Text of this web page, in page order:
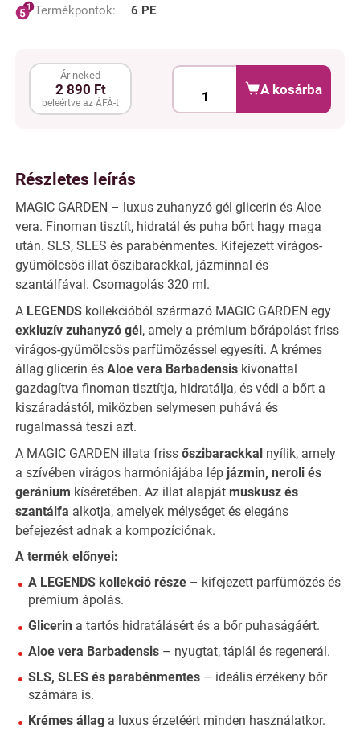
Termékpontok:
6 PE
Ár neked
2 890 Ft
beleértve az ÁFÁ-t
A kosárba
Részletes leírás
MAGIC GARDEN – luxus zuhanyzó gél glicerin és Aloe
vera. Finoman tisztít, hidratál és puha bőrt hagy maga
után. SLS, SLES és parabénmentes. Kifejezett virágos-
gyümölcsös illat őszibarackkal, jázminnal és
szantálfával. Csomagolás 320 ml.
A LEGENDS kollekcióból származó MAGIC GARDEN egy
exkluzív zuhanyzó gél, amely a prémium bőrápolást friss
virágos-gyümölcsös parfümözéssel egyesíti. A krémes
állag glicerin és Aloe vera Barbadensis kivonattal
gazdagítva finoman tisztítja, hidratálja, és védi a bőrt a
kiszáradástól, miközben selymesen puhává és
rugalmassá teszi azt.
A MAGIC GARDEN illata friss őszibarackkal nyílik, amely
a szívében virágos harmóniájába lép jázmin, neroli és
geránium kíséretében. Az illat alapját muskusz és
szantálfa alkotja, amelyek mélységet és elegáns
befejezést adnak a kompozíciónak.
A termék előnyei:
A LEGENDS kollekció része – kifejezett parfümözés és
prémium ápolás.
Glicerin a tartós hidratálásért és a bőr puhaságáért.
Aloe vera Barbadensis – nyugtat, táplál és regenerál.
SLS, SLES és parabénmentes – ideális érzékeny bőr
számára is.
Krémes állag a luxus érzetéért minden használatkor.